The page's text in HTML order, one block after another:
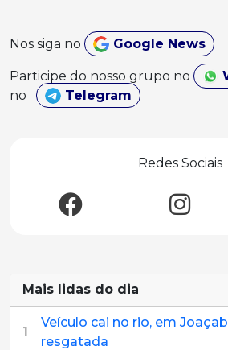
Nos siga no Google News
Participe do nosso grupo no
no
Telegram
Redes Sociais
Mais lidas do dia
1
Veículo cai no rio, em
resgatada